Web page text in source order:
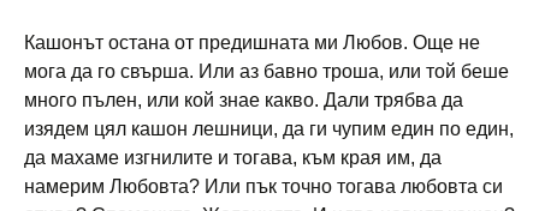
Кашонът остана от предишната ми Любов. Още не
мога да го свърша. Или аз бавно троша, или той беше
много пълен, или кой знае какво. Дали трябва да
изядем цял кашон лешници, да ги чупим един по един,
да махаме изгнилите и тогава, към края им, да
намерим Любовта? Или пък точно тогава любовта си